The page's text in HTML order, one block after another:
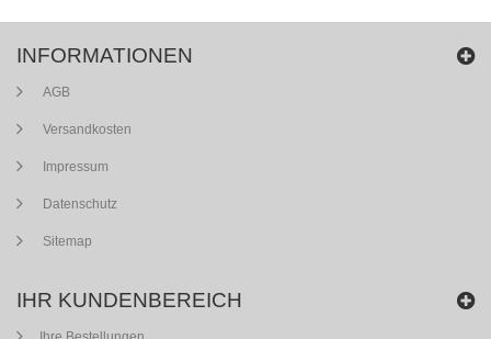
INFORMATIONEN
AGB
Versandkosten
Impressum
Datenschutz
Sitemap
IHR KUNDENBEREICH